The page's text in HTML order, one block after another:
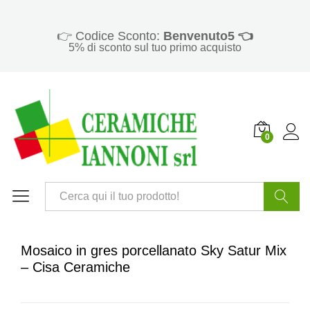
👉 Codice Sconto: Benvenuto5 👈
5% di sconto sul tuo primo acquisto
0
Mosaico in gres porcellanato Sky Satur Mix
– Cisa Ceramiche